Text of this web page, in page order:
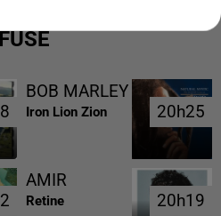
BOB MARLEY
Iron Lion Zion 20h25
20h25
AMIR
Retine 20h19
20h19